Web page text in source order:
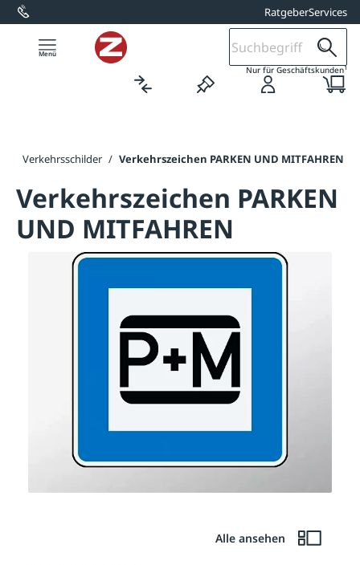
springen RatgeberServices
Nur für Geschäftskunden1
Verkehrsschilder / Verkehrszeichen PARKEN UND MITFAHREN
Verkehrszeichen PARKEN
UND MITFAHREN
Alle ansehen